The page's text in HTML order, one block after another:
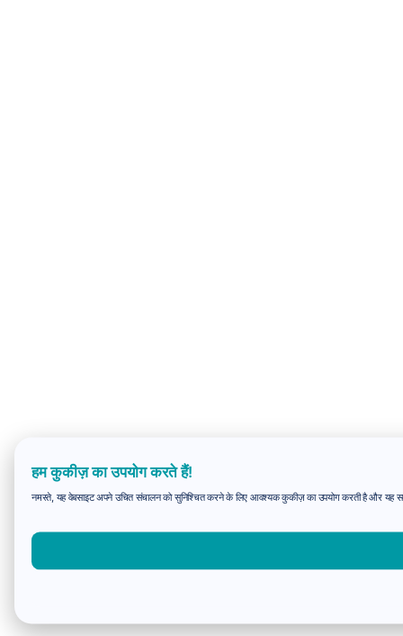
हम कुकीज़ का उपयोग करते हैं!
नमस्ते, यह वेबसाइट अपने उचित संचालन को सुनिश्चित करने के लिए आवश्यक कुकीज़ का उपयोग करती है और यह